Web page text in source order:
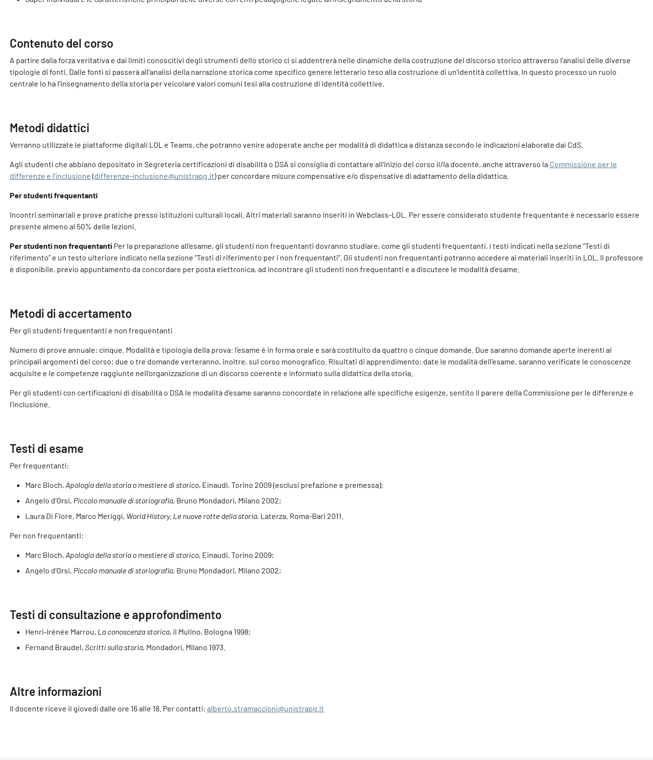
Contenuto del corso
A partire dalla forza veritativa e dai limiti conoscitivi degli strumenti dello storico ci si addentrerà nelle dinamiche della costruzione del discorso storico attraverso l’analisi delle diverse
tipologie di fonti. Dalle fonti si passerà all’analisi della narrazione storica come specifico genere letterario teso alla costruzione di un’identità collettiva. In questo processo un ruolo
centrale lo ha l’insegnamento della storia per veicolare valori comuni tesi alla costruzione di identità collettive.
Metodi didattici
Verranno utilizzate le piattaforme digitali LOL e Teams, che potranno venire adoperate anche per modalità di didattica a distanza secondo le indicazioni elaborate dai CdS.
Agli studenti che abbiano depositato in Segreteria certificazioni di disabilità o DSA si consiglia di contattare all’inizio del corso il/la docente, anche attraverso la Commissione per le
differenze e l’inclusione (differenze-inclusione@unistrapg.it) per concordare misure compensative e/o dispensative di adattamento della didattica.
Per studenti frequentanti
Incontri seminariali e prove pratiche presso istituzioni culturali locali. Altri materiali saranno inseriti in Webclass-LOL. Per essere considerato studente frequentante è necessario essere
presente almeno al 50% delle lezioni.
Per studenti non frequentanti Per la preparazione all’esame, gli studenti non frequentanti dovranno studiare, come gli studenti frequentanti, i testi indicati nella sezione “Testi di
riferimento” e un testo ulteriore indicato nella sezione “Testi di riferimento per i non frequentanti”. Gli studenti non frequentanti potranno accedere ai materiali inseriti in LOL. Il professore
è disponibile, previo appuntamento da concordare per posta elettronica, ad incontrare gli studenti non frequentanti e a discutere le modalità d’esame.
Metodi di accertamento
Per gli studenti frequentanti e non frequentanti
Numero di prove annuale: cinque. Modalità e tipologia della prova: l’esame è in forma orale e sarà costituito da quattro o cinque domande. Due saranno domande aperte inerenti ai
principali argomenti del corso; due o tre domande verteranno, inoltre, sul corso monografico. Risultati di apprendimento: date le modalità dell’esame, saranno verificate le conoscenze
acquisite e le competenze raggiunte nell’organizzazione di un discorso coerente e informato sulla didattica della storia.
Per gli studenti con certificazioni di disabilità o DSA le modalità d’esame saranno concordate in relazione alle specifiche esigenze, sentito il parere della Commissione per le differenze e
l’inclusione.
Testi di esame
Per frequentanti:
Marc Bloch, Apologia della storia o mestiere di storico, Einaudi, Torino 2009 (esclusi prefazione e premessa);
Angelo d’Orsi, Piccolo manuale di storiografia, Bruno Mondadori, Milano 2002;
Laura Di Fiore, Marco Meriggi, World History. Le nuove rotte della storia, Laterza, Roma-Bari 2011.
Per non frequentanti:
Marc Bloch, Apologia della storia o mestiere di storico, Einaudi, Torino 2009;
Angelo d’Orsi, Piccolo manuale di storiografia, Bruno Mondadori, Milano 2002;
Testi di consultazione e approfondimento
Henri-Irénée Marrou, La conoscenza storica, il Mulino, Bologna 1998;
Fernand Braudel, Scritti sulla storia, Mondadori, Milano 1973.
Altre informazioni
Il docente riceve il giovedì dalle ore 16 alle 18. Per contatti: alberto.stramaccioni@unistrapg.it